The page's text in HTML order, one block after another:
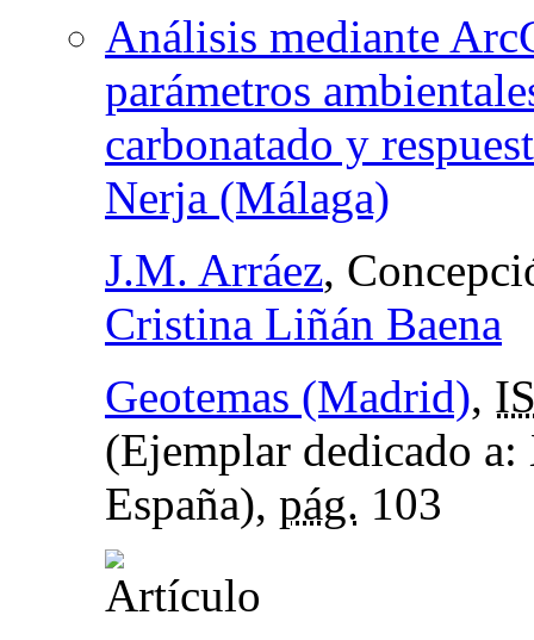
Análisis mediante
parámetros
carbonatado y
Nerja (Málaga)
J.M. Arráez,
Cristina Liñán Baena
Geotemas (Madrid),
(Ejemplar dedicado
España), pág. 103